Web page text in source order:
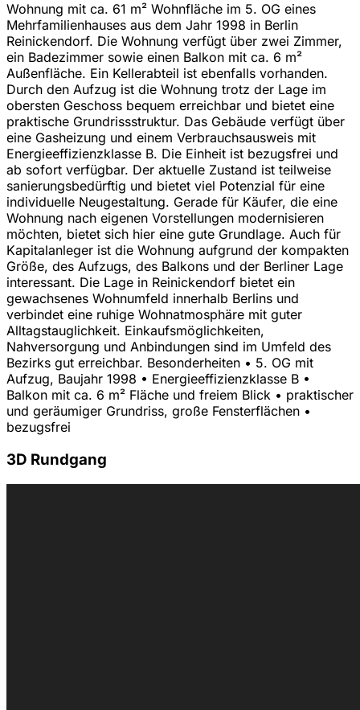
Wohnung mit ca. 61 m² Wohnfläche im 5. OG eines
Mehrfamilienhauses aus dem Jahr 1998 in Berlin
Reinickendorf. Die Wohnung verfügt über zwei Zimmer,
ein Badezimmer sowie einen Balkon mit ca. 6 m²
Außenfläche. Ein Kellerabteil ist ebenfalls vorhanden.
Durch den Aufzug ist die Wohnung trotz der Lage im
obersten Geschoss bequem erreichbar und bietet eine
praktische Grundrissstruktur. Das Gebäude verfügt über
eine Gasheizung und einem Verbrauchsausweis mit
Energieeffizienzklasse B. Die Einheit ist bezugsfrei und
ab sofort verfügbar. Der aktuelle Zustand ist teilweise
sanierungsbedürftig und bietet viel Potenzial für eine
individuelle Neugestaltung. Gerade für Käufer, die eine
Wohnung nach eigenen Vorstellungen modernisieren
möchten, bietet sich hier eine gute Grundlage. Auch für
Kapitalanleger ist die Wohnung aufgrund der kompakten
Größe, des Aufzugs, des Balkons und der Berliner Lage
interessant. Die Lage in Reinickendorf bietet ein
gewachsenes Wohnumfeld innerhalb Berlins und
verbindet eine ruhige Wohnatmosphäre mit guter
Alltagstauglichkeit. Einkaufsmöglichkeiten,
Nahversorgung und Anbindungen sind im Umfeld des
Bezirks gut erreichbar. Besonderheiten • 5. OG mit
Aufzug, Baujahr 1998 • Energieeffizienzklasse B •
Balkon mit ca. 6 m² Fläche und freiem Blick • praktischer
und geräumiger Grundriss, große Fensterflächen •
bezugsfrei
3D Rundgang